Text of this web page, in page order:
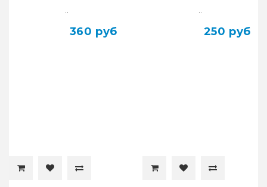
..
360 руб
..
250 руб